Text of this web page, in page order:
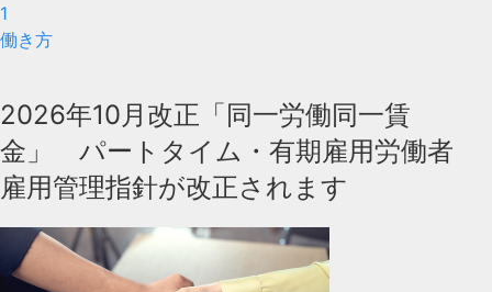
1
働き方
2026年10月改正「同一労働同一賃
金」 パートタイム・有期雇用労働者
雇用管理指針が改正されます